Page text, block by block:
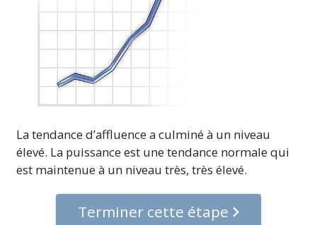
La tendance d’affluence a culminé à un niveau
élevé. La puissance est une tendance normale qui
est maintenue à un niveau très, très élevé.
Terminer cette étape